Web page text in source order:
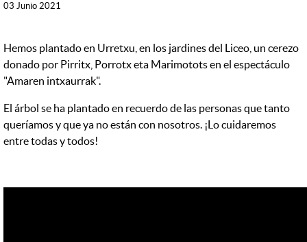
03 Junio 2021
Hemos plantado en Urretxu, en los jardines del Liceo, un cerezo
donado por Pirritx, Porrotx eta Marimotots en el espectáculo
"Amaren intxaurrak".
El árbol se ha plantado en recuerdo de las personas que tanto
queríamos y que ya no están con nosotros. ¡Lo cuidaremos
entre todas y todos!